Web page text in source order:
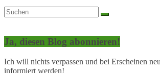
Ja, diesen Blog abonnieren!
Ich will nichts verpassen und bei Erscheinen
informiert werden!